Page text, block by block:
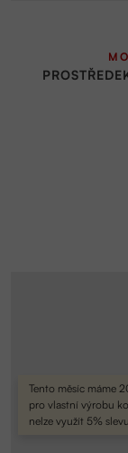
Tento měsíc máme
pro vlastní výrobu
nelze využít 5%